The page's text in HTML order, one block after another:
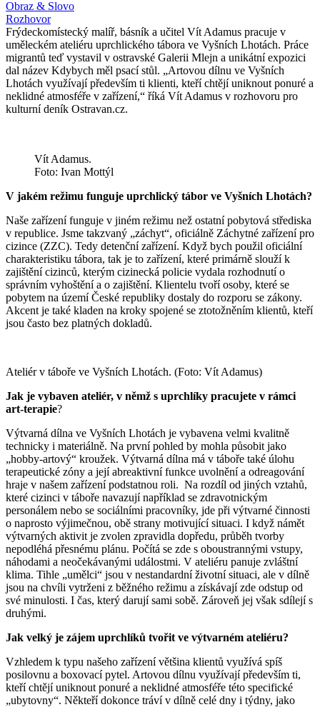
Obraz & Slovo
Rozhovor
Frýdeckomístecký malíř, básník a učitel Vít Adamus pracuje v
uměleckém ateliéru uprchlického tábora ve Vyšních Lhotách. Práce
migrantů teď vystavil v ostravské Galerii Mlejn a unikátní expozici
dal název Kdybych měl psací stůl. „Artovou dílnu ve Vyšních
Lhotách využívají především ti klienti, kteří chtějí uniknout ponuré a
neklidné atmosféře v zařízení,“ říká Vít Adamus v rozhovoru pro
kulturní deník Ostravan.cz.
Vít Adamus.
Foto: Ivan Mottýl
V jakém režimu funguje uprchlický tábor ve Vyšních Lhotách?
Naše zařízení funguje v jiném režimu než ostatní pobytová střediska
v republice. Jsme takzvaný „záchyt“, oficiálně Záchytné zařízení pro
cizince (ZZC). Tedy detenční zařízení. Když bych použil oficiální
charakteristiku tábora, tak je to zařízení, které primárně slouží k
zajištění cizinců, kterým cizinecká policie vydala rozhodnutí o
správním vyhoštění a o zajištění. Klientelu tvoří osoby, které se
pobytem na území České republiky dostaly do rozporu se zákony.
Akcent je také kladen na kroky spojené se ztotožněním klientů, kteří
jsou často bez platných dokladů.
Ateliér v táboře ve Vyšních Lhotách. (Foto: Vít Adamus)
Jak je vybaven ateliér, v němž s uprchlíky pracujete v rámci
art-terapie?
Výtvarná dílna ve Vyšních Lhotách je vybavena velmi kvalitně
technicky i materiálně. Na první pohled by mohla působit jako
„hobby-artový“ kroužek. Výtvarná dílna má v táboře také úlohu
terapeutické zóny a její abreaktivní funkce uvolnění a odreagování
hraje v našem zařízení podstatnou roli. Na rozdíl od jiných vztahů,
které cizinci v táboře navazují například se zdravotnickým
personálem nebo se sociálními pracovníky, jde při výtvarné činnosti
o naprosto výjimečnou, obě strany motivující situaci. I když námět
výtvarných aktivit je zvolen zpravidla dopředu, průběh tvorby
nepodléhá přesnému plánu. Počítá se zde s oboustrannými vstupy,
náhodami a neočekávanými událostmi. V ateliéru panuje zvláštní
klima. Tihle „umělci“ jsou v nestandardní životní situaci, ale v dílně
jsou na chvíli vytrženi z běžného režimu a získávají zde odstup od
své minulosti. I čas, který darují sami sobě. Zároveň jej však sdílejí s
druhými.
Jak velký je zájem uprchlíků tvořit ve výtvarném ateliéru?
Vzhledem k typu našeho zařízení většina klientů využívá spíš
posilovnu a boxovací pytel. Artovou dílnu využívají především ti,
kteří chtějí uniknout ponuré a neklidné atmosféře této specifické
„ubytovny“. Někteří dokonce tráví v dílně celé dny i týdny, jako